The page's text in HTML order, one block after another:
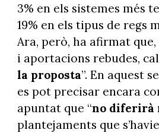
3% en els sistemes més
19% en els tipus de regs
Ara, però, ha afirmat
i aportacions rebudes, cal
la proposta”. En aquest
es pot precisar encara
apuntat que “no diferirà
plantejaments que